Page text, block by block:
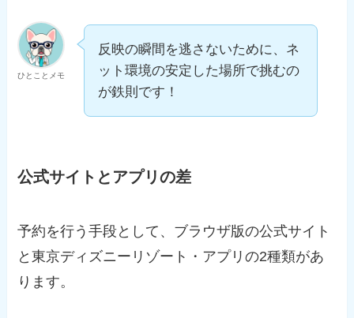
ひとことメモ
反映の瞬間を逃さないために、ネ
ット環境の安定した場所で挑むの
が鉄則です！
公式サイトとアプリの差
予約を行う手段として、ブラウザ版の公式サイト
と東京ディズニーリゾート・アプリの2種類があ
ります。